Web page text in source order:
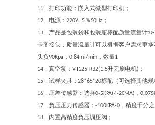
11 ，打印功能：嵌入式微型打印机；
12 ，电源： 220V±5％50Hz ；
13 ，产品是包装袋和包装瓶标配质量流量计:0-
卡套接头；质量流量计可以根据客户需求更
头负90Kpa ， 0.84ml/min ，数量1
14 ，真空泵： V-I125-R32(1.5升无刷电机) ；
15 ，试样夹具： 28*65*20标配（可选择其他规
16 ，压差传感器：选择0-5KPA(4-20MA) ， 0.075
17 ，负压压力传感器： -100KPA-0 ，精度千分
18 ，内置高精度负压调压阀；